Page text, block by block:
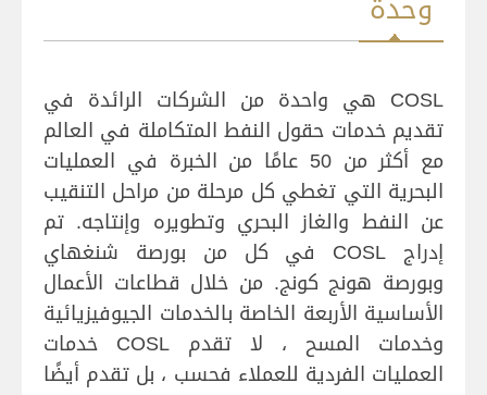
COSL هي واحدة من الشركات الرائدة في
تقديم خدمات حقول النفط المتكاملة في العالم
مع أكثر من 50 عامًا من الخبرة في العمليات
البحرية التي تغطي كل مرحلة من مراحل التنقيب
عن النفط والغاز البحري وتطويره وإنتاجه. تم
إدراج COSL في كل من بورصة شنغهاي
وبورصة هونج كونج. من خلال قطاعات الأعمال
الأساسية الأربعة الخاصة بالخدمات الجيوفيزيائية
وخدمات المسح ، لا تقدم COSL خدمات
العمليات الفردية للعملاء فحسب ، بل تقدم أيضًا